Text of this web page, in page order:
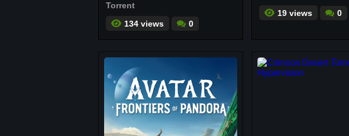
Torrent
134 views
0
19 views
0